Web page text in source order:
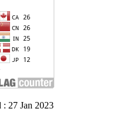
: 27 Jan 2023